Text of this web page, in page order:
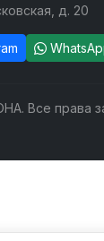
д. 20
Все права